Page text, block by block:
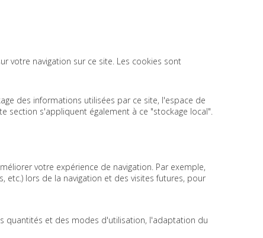
votre navigation sur ce site. Les cookies sont
des informations utilisées par ce site, l'espace de
section s'appliquent également à ce "stockage local".
votre expérience de navigation. Par exemple,
etc.) lors de la navigation et des visites futures, pour
quantités et des modes d'utilisation, l'adaptation du